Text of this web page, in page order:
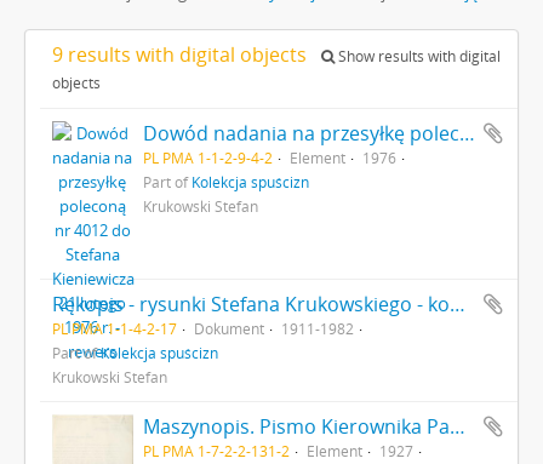
9 results with digital objects
Show results with digital
objects
Dowód nadania na przesyłkę poleconą nr 4012 do Stefana Kieniewicza 21 lutego 1976 r. - rewers
PL PMA 1-1-2-9-4-2 Element
1976
Part ofKolekcja spuścizn
Krukowski Stefan
Rękopis - rysunki Stefana Krukowskiego - kopie rysunków z publikacji J. Hamal-Nadrin et J.Servais ze stanowiska Zonhoven
PL PMA 1-1-4-2-17 Dokument
1911-1982
Part ofKolekcja spuścizn
Krukowski Stefan
Maszynopis. Pismo Kierownika Państwowego Grona Konserwatorów Zabytków Przedhistorycznych nr 354-IX z dn. 20 kwietnia 1927 r. do Ministerstwa Wyznań Religijnych i Oświecenia Publicznego odsyłające do ministerstwa pisemny wniosek (nr kanc. pisma 280) konserwatora M. Drewko z dn. 20 kwietnia 1927 r. o zasiłek na badania wykopaliskowe w Gródku pow. Równe w 1927 r. s. 2: strona z pieczątką Działu Dokumentacji PMA
PL PMA 1-7-2-2-131-2 Element
1927